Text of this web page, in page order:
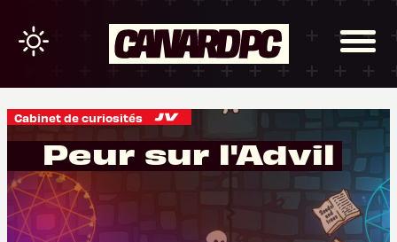
Cabinet de curiosités
Peur sur l'Advil